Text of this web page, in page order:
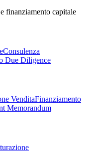
finanziamento capitale
Consulenza
Due Diligence
VenditaFinanziamento
Memorandum